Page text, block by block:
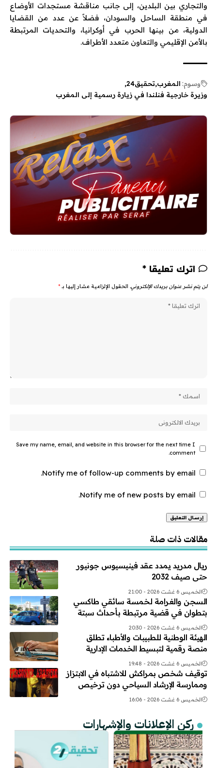
والتجاري بين البلدين، إلى جانب مناقشة مستجدات الأوضاع
في منطقة الساحل والسودان، فضلاً عن عدد من القضايا
الدولية، من بينها الحرب في أوكرانيا، والتحديات المرتبطة
بالأمن الإقليمي والتعاون متعدد الأطراف.
وسوم: المغرب تحقيق24
وزيرة خارجية فنلندا في زيارة رسمية إلى المغرب
اترك تعليقا *
لن يتم نشر عنوان بريدك الإلكتروني. الحقول الإلزامية مشار إليها بـ *
Save my name, email, and website in this browser for the next time I
comment.
Notify me of follow-up comments by email.
Notify me of new posts by email.
مقالات ذات صلة
ريال مدريد يمدد عقد فينيسيوس جونيور
حتى صيف 2032
الخميس 6 غشت 2026 - 21:00
السجن والغرامة لخمسة سائقي طاكسي
بتطوان في قضية مرتبطة بأحداث سبتة
الخميس 6 غشت 2026 - 20:30
الهيئة الوطنية للطبيبات والأطباء تطلق
منصة رقمية لتبسيط الخدمات الإدارية
الخميس 6 غشت 2026 - 19:48
توقيف شخص بمراكش للاشتباه في الابتزاز
وممارسة الإرشاد السياحي دون ترخيص
الخميس 6 غشت 2026 - 16:06
ركن الإعلانات والإشهارات